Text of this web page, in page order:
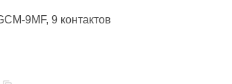
9MF, 9 контактов